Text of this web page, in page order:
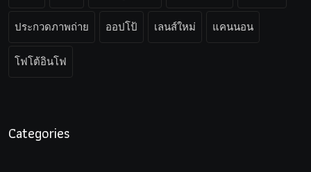
ประกวดภาพถ่าย ออปโป้ เลนส์ใหม่ แคนนอน
โฟโต้อินโฟ
Categories